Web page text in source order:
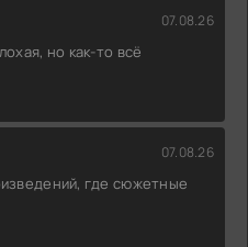
07.08.26
но как-то всё
07.08.26
где сюжетные